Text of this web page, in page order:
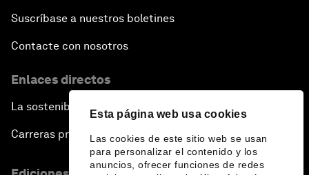
Esta página web usa cookies
Las cookies de este sitio web se usan
para personalizar el contenido y los
anuncios, ofrecer funciones de redes
Suscríbase a nuestros boletines
Contacte con nosotros
Enlaces directos
La sostenibilidad en el Foro
Carreras profesionales